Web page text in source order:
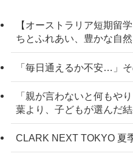
【オーストラリア短期留
ちとふれあい、豊かな自
「毎日通えるか不安…」
「親が言わないと何もや
葉より、子どもが選んだ
CLARK NEXT TOKYO 夏